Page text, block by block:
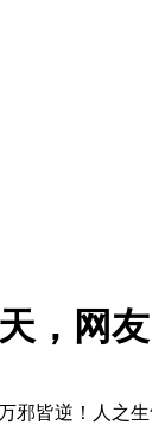
，网
逆！人之